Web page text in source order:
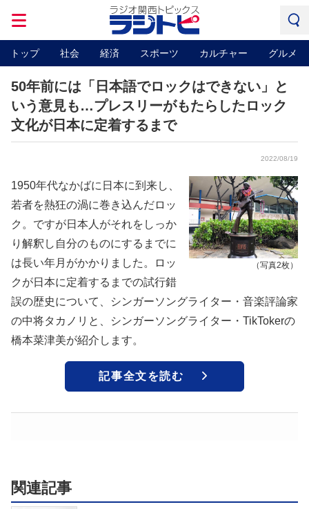
トップ 社会 経済 スポーツ カルチャー グルメ
50年前には「日本語でロックはできない」と
いう意見も…プレスリーがもたらしたロック
文化が日本に定着するまで
2022/08/19
（写真2枚）
1950年代なかばに日本に到来し、
若者を熱狂の渦に巻き込んだロッ
ク。ですが日本人がそれをしっか
り解釈し自分のものにするまでに
は長い年月がかかりました。ロッ
クが日本に定着するまでの試行錯
誤の歴史について、シンガーソングライター・音楽評論家
の中将タカノリと、シンガーソングライター・TikTokerの
橋本菜津美が紹介します。
記事全文を読む
関連記事